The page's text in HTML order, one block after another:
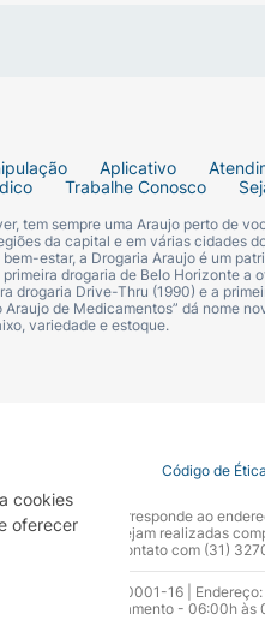
cookies
oferecer
de-Caju :
Alérgicos :
glúten).
Aplicativo
Trabalhe Conosco
tem sempre uma Araujo perto de
da capital e em várias cidades
estar, a Drogaria Araujo é um
drogaria de Belo Horizonte
drogaria Drive-Thru (1990) e a
Araujo de Medicamentos” dá nome
variedade e estoque.
Código de
seu site oficial corresponde ao
que não sejam realizadas
entrar em contato com (31)
CNPJ: 17.256.512.0001-16 |
de funcionamento - 06:00h